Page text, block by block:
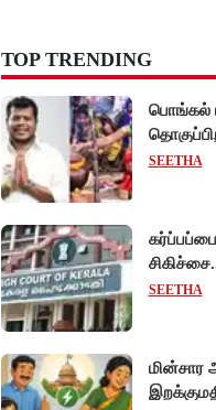
TOP TRENDING
பொங்கல்
கோடி
SEETHA
அதிரடி
SEETHA
மின்சார